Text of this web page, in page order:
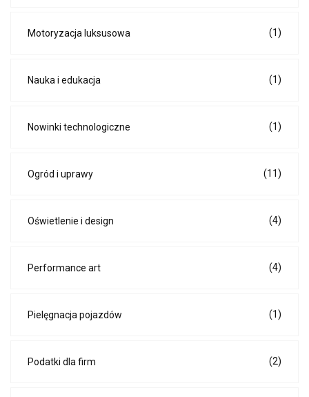
Motoryzacja luksusowa (1)
Nauka i edukacja (1)
Nowinki technologiczne (1)
Ogród i uprawy (11)
Oświetlenie i design (4)
Performance art (4)
Pielęgnacja pojazdów (1)
Podatki dla firm (2)